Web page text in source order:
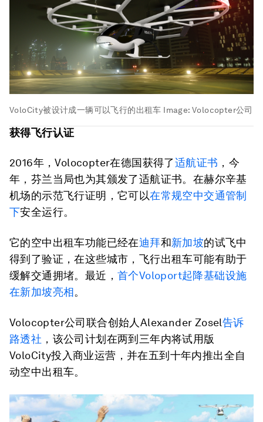
VoloCity被设计成一辆可以飞行的出租车 Image:Volocopter公司
获得飞行认证
2016年，Volocopter在德国获得了适航证书 ，今
年，芬兰当局也为其颁发了适航证书。在赫尔辛基
机场的示范飞行证明，它可以在常规空中交通管制
下安全运行。
它的空中出租车功能已经在迪拜和新加坡的试飞中
得到了验证，在这些城市，飞行出租车可能有助于
缓解交通拥堵。最近， 首个Voloport起降基础设施
在新加坡亮相。
Volocopter公司联合创始人Alexander Zosel告诉
路透社 ，该公司计划在两到三年内将试用版
VoloCity投入商业运营，并在五到十年内推出全自
动空中出租车。